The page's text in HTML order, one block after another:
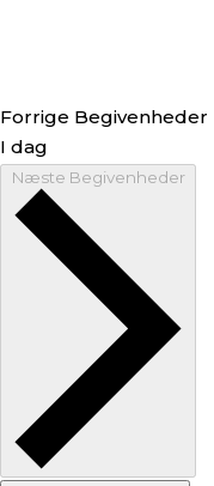
Forrige Begivenheder
I dag
Næste Begivenheder